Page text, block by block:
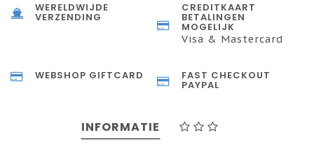
WERELDWIJDE
VERZENDING
CREDITKAART
BETALINGEN
MOGELIJK
Visa & Mastercard
WEBSHOP GIFTCARD FAST CHECKOUT
PAYPAL
INFORMATIE